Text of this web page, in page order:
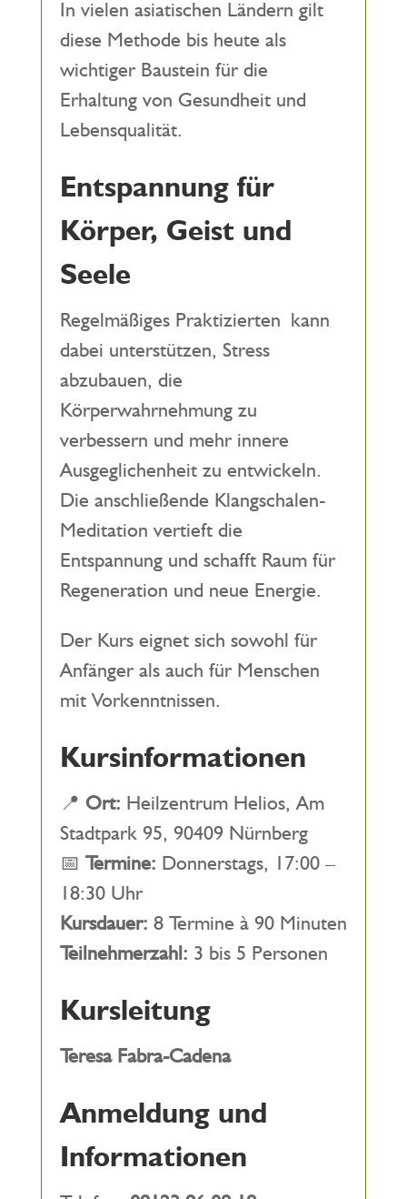
In vielen asiatischen Ländern gilt
diese Methode bis heute als
wichtiger Baustein für die
Erhaltung von Gesundheit und
Lebensqualität.
Entspannung für
Körper, Geist und
Seele
Regelmäßiges Praktizierten kann
dabei unterstützen, Stress
abzubauen, die
Körperwahrnehmung zu
verbessern und mehr innere
Ausgeglichenheit zu entwickeln.
Die anschließende Klangschalen-
Meditation vertieft die
Entspannung und schafft Raum für
Regeneration und neue Energie.
Der Kurs eignet sich sowohl für
Anfänger als auch für Menschen
mit Vorkenntnissen.
Kursinformationen
📍 Ort: Heilzentrum Helios, Am
Stadtpark 95, 90409 Nürnberg
📅 Termine: Donnerstags, 17:00 –
18:30 Uhr
Kursdauer: 8 Termine à 90 Minuten
Teilnehmerzahl: 3 bis 5 Personen
Kursleitung
Teresa Fabra-Cadena
Anmeldung und
Informationen